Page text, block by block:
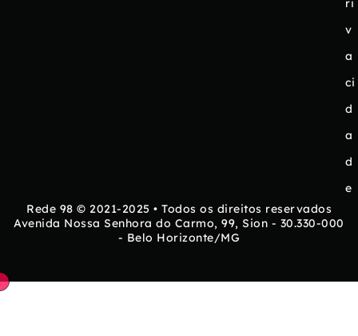
ri
v
a
ci
d
a
d
e
Rede 98 © 2021-2025 • Todos os direitos reservados
Avenida Nossa Senhora do Carmo, 99, Sion - 30.330-000
- Belo Horizonte/MG